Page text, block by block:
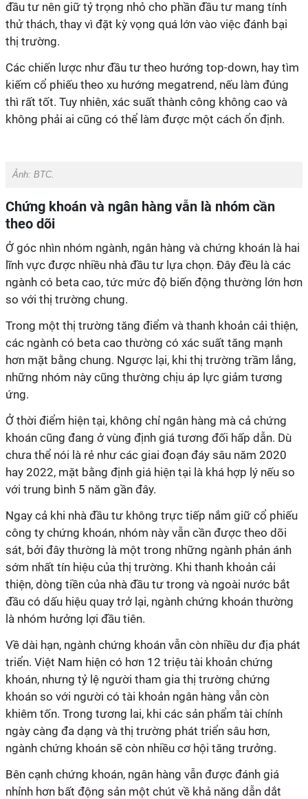
đầu tư nên giữ tỷ trọng nhỏ cho phần đầu tư mang tính
thử thách, thay vì đặt kỳ vọng quá lớn vào việc đánh bại
thị trường.
Các chiến lược như đầu tư theo hướng top-down, hay tìm
kiếm cổ phiếu theo xu hướng megatrend, nếu làm đúng
thì rất tốt. Tuy nhiên, xác suất thành công không cao và
không phải ai cũng có thể làm được một cách ổn định.
Ảnh: BTC.
Chứng khoán và ngân hàng vẫn là nhóm cần
theo dõi
Ở góc nhìn nhóm ngành, ngân hàng và chứng khoán là hai
lĩnh vực được nhiều nhà đầu tư lựa chọn. Đây đều là các
ngành có beta cao, tức mức độ biến động thường lớn hơn
so với thị trường chung.
Trong một thị trường tăng điểm và thanh khoản cải thiện,
các ngành có beta cao thường có xác suất tăng mạnh
hơn mặt bằng chung. Ngược lại, khi thị trường trầm lắng,
những nhóm này cũng thường chịu áp lực giảm tương
ứng.
Ở thời điểm hiện tại, không chỉ ngân hàng mà cả chứng
khoán cũng đang ở vùng định giá tương đối hấp dẫn. Dù
chưa thể nói là rẻ như các giai đoạn đáy sâu năm 2020
hay 2022, mặt bằng định giá hiện tại là khá hợp lý nếu so
với trung bình 5 năm gần đây.
Ngay cả khi nhà đầu tư không trực tiếp nắm giữ cổ phiếu
công ty chứng khoán, nhóm này vẫn cần được theo dõi
sát, bởi đây thường là một trong những ngành phản ánh
sớm nhất tín hiệu của thị trường. Khi thanh khoản cải
thiện, dòng tiền của nhà đầu tư trong và ngoài nước bắt
đầu có dấu hiệu quay trở lại, ngành chứng khoán thường
là nhóm hưởng lợi đầu tiên.
Về dài hạn, ngành chứng khoán vẫn còn nhiều dư địa phát
triển. Việt Nam hiện có hơn 12 triệu tài khoản chứng
khoán, nhưng tỷ lệ người tham gia thị trường chứng
khoán so với người có tài khoản ngân hàng vẫn còn
khiêm tốn. Trong tương lai, khi các sản phẩm tài chính
ngày càng đa dạng và thị trường phát triển sâu hơn,
ngành chứng khoán sẽ còn nhiều cơ hội tăng trưởng.
Bên cạnh chứng khoán, ngân hàng vẫn được đánh giá
nhỉnh hơn bất động sản một chút về khả năng dẫn dắt